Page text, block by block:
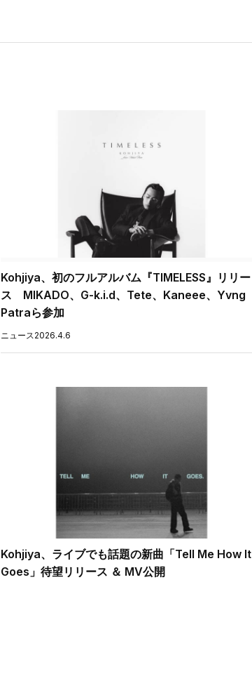
Kohjiya、初のフルアルバム『TIMELESS』リリー
ス MIKADO、G-k.i.d、Tete、Kaneee、Yvng
Patraら参加
ニュース 2026.4.6
Kohjiya、ライブでも話題の新曲「Tell Me How It
Goes」待望リリース ＆ MV公開